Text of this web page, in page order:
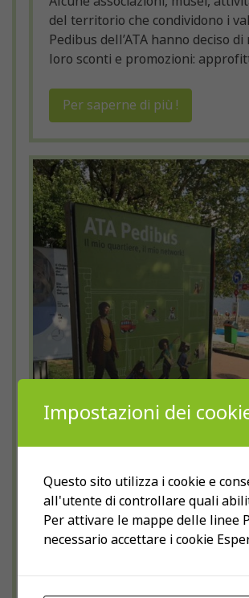
del territorio che condividono i
Pedibus dell’ATA hanno deciso
loro sconti e promozioni:
Per saperne di più !
Campagna
Impostazioni dei
Questo sito utilizza i cookie e
all'utente di controllare quali
Per attivare le mappe delle linee
necessario accettare i cookie